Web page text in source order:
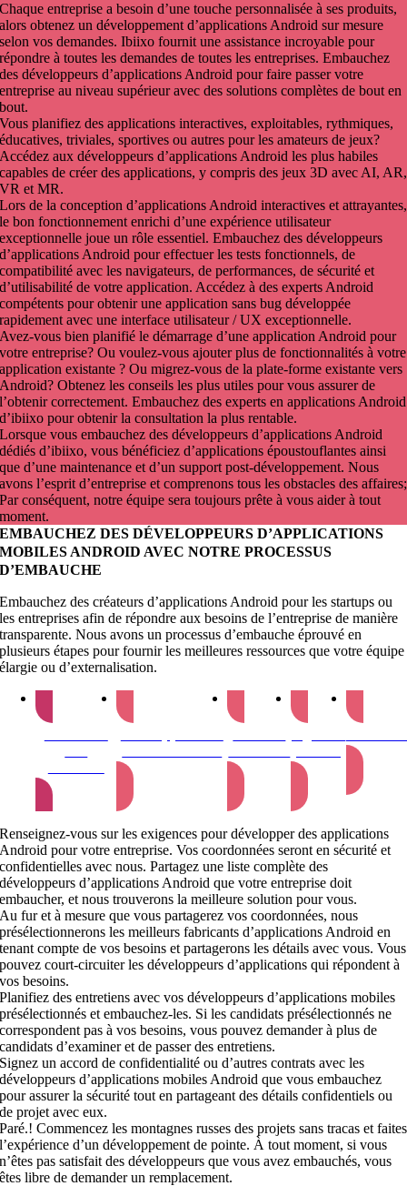
Chaque entreprise a besoin d’une touche personnalisée à ses produits,
alors obtenez un développement d’applications Android sur mesure
selon vos demandes. Ibiixo fournit une assistance incroyable pour
répondre à toutes les demandes de toutes les entreprises. Embauchez
des développeurs d’applications Android pour faire passer votre
entreprise au niveau supérieur avec des solutions complètes de bout en
bout.
Vous planifiez des applications interactives, exploitables, rythmiques,
éducatives, triviales, sportives ou autres pour les amateurs de jeux?
Accédez aux développeurs d’applications Android les plus habiles
capables de créer des applications, y compris des jeux 3D avec AI, AR,
VR et MR.
Lors de la conception d’applications Android interactives et attrayantes,
le bon fonctionnement enrichi d’une expérience utilisateur
exceptionnelle joue un rôle essentiel. Embauchez des développeurs
d’applications Android pour effectuer les tests fonctionnels, de
compatibilité avec les navigateurs, de performances, de sécurité et
d’utilisabilité de votre application. Accédez à des experts Android
compétents pour obtenir une application sans bug développée
rapidement avec une interface utilisateur / UX exceptionnelle.
Avez-vous bien planifié le démarrage d’une application Android pour
votre entreprise? Ou voulez-vous ajouter plus de fonctionnalités à votre
application existante ? Ou migrez-vous de la plate-forme existante vers
Android? Obtenez les conseils les plus utiles pour vous assurer de
l’obtenir correctement. Embauchez des experts en applications Android
d’ibiixo pour obtenir la consultation la plus rentable.
Lorsque vous embauchez des développeurs d’applications Android
dédiés d’ibiixo, vous bénéficiez d’applications époustouflantes ainsi
que d’une maintenance et d’un support post-développement. Nous
avons l’esprit d’entreprise et comprenons tous les obstacles des affaires;
Par conséquent, notre équipe sera toujours prête à vous aider à tout
moment.
EMBAUCHEZ DES DÉVELOPPEURS D’APPLICATIONS
MOBILES ANDROID AVEC NOTRE PROCESSUS
D’EMBAUCHE
Embauchez des créateurs d’applications Android pour les startups ou
les entreprises afin de répondre aux besoins de l’entreprise de manière
transparente. Nous avons un processus d’embauche éprouvé en
plusieurs étapes pour fournir les meilleures ressources que votre équipe
élargie ou d’externalisation.
Renseignez-vous sur les exigences pour développer des applications
Android pour votre entreprise. Vos coordonnées seront en sécurité et
confidentielles avec nous. Partagez une liste complète des
développeurs d’applications Android que votre entreprise doit
embaucher, et nous trouverons la meilleure solution pour vous.
Au fur et à mesure que vous partagerez vos coordonnées, nous
présélectionnerons les meilleurs fabricants d’applications Android en
tenant compte de vos besoins et partagerons les détails avec vous. Vous
pouvez court-circuiter les développeurs d’applications qui répondent à
vos besoins.
Planifiez des entretiens avec vos développeurs d’applications mobiles
présélectionnés et embauchez-les. Si les candidats présélectionnés ne
correspondent pas à vos besoins, vous pouvez demander à plus de
candidats d’examiner et de passer des entretiens.
Signez un accord de confidentialité ou d’autres contrats avec les
développeurs d’applications mobiles Android que vous embauchez
pour assurer la sécurité tout en partageant des détails confidentiels ou
de projet avec eux.
Paré.! Commencez les montagnes russes des projets sans tracas et faites
l’expérience d’un développement de pointe. À tout moment, si vous
n’êtes pas satisfait des développeurs que vous avez embauchés, vous
êtes libre de demander un remplacement.